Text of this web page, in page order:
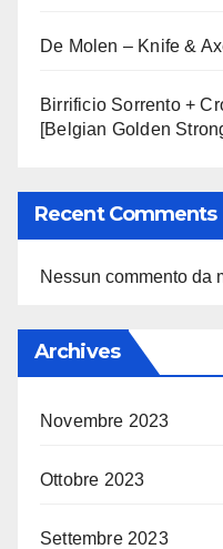
De Molen – Knife &
Birrificio Sorrento +
[Belgian Golden
Recent Comments
Nessun commento da
Archives
Novembre 2023
Ottobre 2023
Settembre 2023